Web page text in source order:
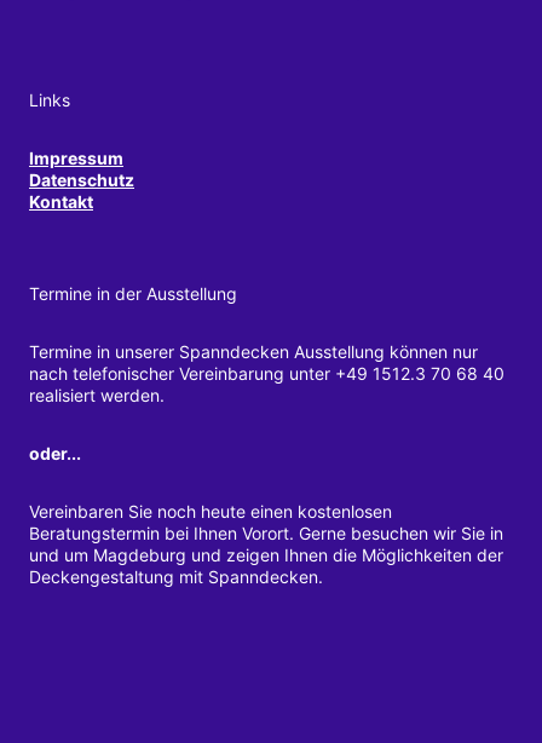
Links
Impressum
Datenschutz
Kontakt
Termine in der Ausstellung
Termine in unserer Spanndecken Ausstellung können nur
nach telefonischer Vereinbarung unter +49 1512.3 70 68 40
realisiert werden.
oder...
Vereinbaren Sie noch heute einen kostenlosen
Beratungstermin bei Ihnen Vorort. Gerne besuchen wir Sie in
und um Magdeburg und zeigen Ihnen die Möglichkeiten der
Deckengestaltung mit Spanndecken.